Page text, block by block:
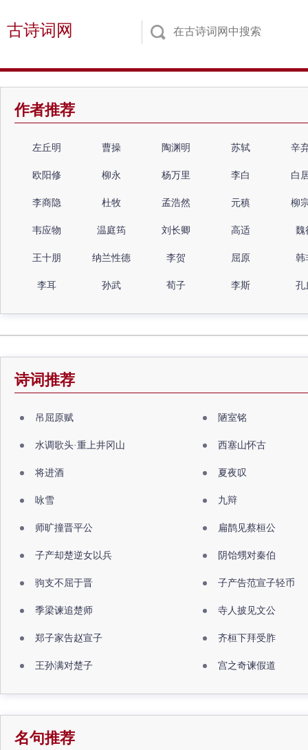
古诗词网
作者推荐
左丘明 曹操 陶渊明 苏轼 辛
欧阳修 柳永 杨万里 李白 白
李商隐 杜牧 孟浩然 元稹 柳
韦应物 温庭筠 刘长卿 高适 魏
王十朋 纳兰性德 李贺 屈原 韩
李耳 孙武 荀子 李斯 孔
诗词推荐
吊屈原赋 陋室铭
水调歌头·重上井冈山 西塞山怀古
将进酒 夏夜叹
咏雪 九辩
师旷撞晋平公 扁鹊见蔡桓公
子产却楚逆女以兵 阴饴甥对秦伯
驹支不屈于晋 子产告范宣子轻币
季梁谏追楚师 寺人披见文公
郑子家告赵宣子 齐桓下拜受胙
王孙满对楚子 宫之奇谏假道
名句推荐